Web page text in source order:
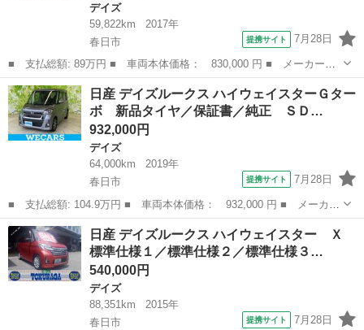
デイズ
59,822km
2017年
春日市
提携サイト 7月28日
■ 支払総額: 89万円 ■ 車両本体価格： 830,000 円 ■ メーカー
名： 日産 ■ 車種名： デイズルークス ■ グレード名： ハイウ
ェイスター Ｇターボ 標準仕様１／標準仕様２／標準仕様３／標準
仕様４／標準仕様...
福岡 春日市 デイズ
日産 デイズルークス ハイウェイスターＧター
ボ 新品タイヤ／保証書／純正 ＳＤ…
932,000円
デイズ
64,000km
2019年
春日市
提携サイト 7月28日
■ 支払総額: 104.9万円 ■ 車両本体価格： 932,000 円 ■ メーカー
名： 日産 ■ 車種名： デイズルークス ■ グレード名： ハイウ
ェイスターＧターボ 新品タイヤ／保証書／純正 ＳＤナビ／衝突安
全装置／両...
福岡 春日市 デイズ
日産 デイズルークス ハイウェイスター Ｘ
標準仕様１／標準仕様２／標準仕様３…
540,000円
デイズ
88,351km
2015年
春日市
提携サイト 7月28日